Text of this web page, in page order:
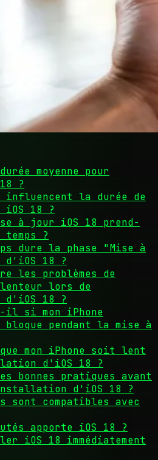
moyenne pour
?
influencent la durée de
18 ?
à jour iOS 18 prend-
?
dure la phase "Mise à
d'iOS 18 ?
les problèmes de
lenteur lors de
18 ?
il si mon iPhone
pendant la mise à
mon iPhone soit lent
d'iOS 18 ?
bonnes pratiques avant
d'iOS 18 ?
sont compatibles avec
apporte iOS 18 ?
iOS 18 immédiatement